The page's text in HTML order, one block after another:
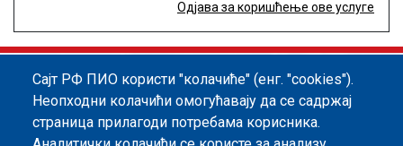
Одјава за коришћење ове услуге
Footer menu
Информатор
Заштита података о личности
Политика квалитета
Сајт РФ ПИО користи "колачиће" (енг. "cookies").
Неопходни колачићи омогућавају да се садржај
страница прилагоди потребама корисника.